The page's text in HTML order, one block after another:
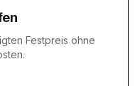
Festpreis ohne